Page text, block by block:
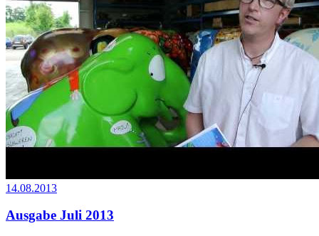
14.08.2013
Ausgabe Juli 2013